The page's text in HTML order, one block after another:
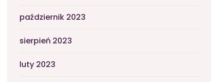
październik 2023
sierpień 2023
luty 2023